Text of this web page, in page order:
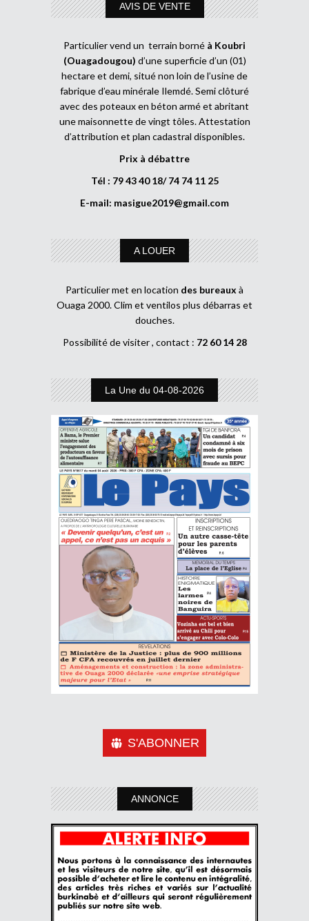
AVIS DE VENTE
Particulier vend un terrain borné à Koubri
(Ouagadougou) d’une superficie d’un (01)
hectare et demi, situé non loin de l’usine de
fabrique d’eau minérale Ilemdé. Semi clôturé
avec des poteaux en béton armé et abritant
une maisonnette de vingt tôles. Attestation
d’attribution et plan cadastral disponibles.
Prix à débattre
Tél : 79 43 40 18/ 74 74 11 25
E-mail: masigue2019@gmail.com
A LOUER
Particulier met en location des bureaux à
Ouaga 2000. Clim et ventilos plus débarras et
douches.
Possibilité de visiter , contact : 72 60 14 28
La Une du 04-08-2026
S'ABONNER
ANNONCE